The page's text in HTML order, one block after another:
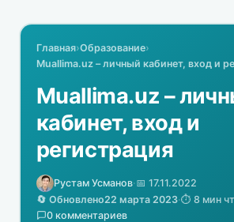
Главная›Образование›
Muallima.uz – личный кабинет, вход и
Muallima.uz –
кабинет, вход и
регистрация
Рустам Усманов·📅 17.11.2022
🔄 Обновлено22 марта 2023·⏱️ 8 мин
0 комментариев